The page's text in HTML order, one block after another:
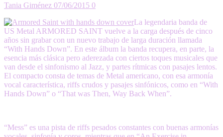
Tania Giménez 07/06/2015 0
La legendaria banda de
US Metal ARMORED SAINT vuelve a la carga después de cinco
años sin grabar con un nuevo trabajo de larga duración llamada
“With Hands Down”. En este álbum la banda recupera, en parte, la
esencia más clásica pero aderezada con ciertos toques musicales que
van desde el sinfonismo al Jazz, y partes rítmicas con pasajes lentos.
El compacto consta de temas de Metal americano, con esa armonía
vocal característica, riffs crudos y pasajes sinfónicos, como en “With
Hands Down” o “That was Then, Way Back When”.
“Mess” es una pista de riffs pesados constantes con buenas armonías